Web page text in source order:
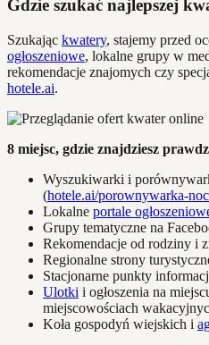
Gdzie szukać najlepszej
Szukając kwatery, stajemy przed
ogłoszeniowe, lokalne grupy w
rekomendacje znajomych czy
hotele.ai.
8 miejsc, gdzie znajdziesz
Wyszukiwarki i
(hotele.ai/porownywarka-
Lokalne portale
Grupy tematyczne na
Rekomendacje od rodziny i
Regionalne strony
Stacjonarne punkty
Ulotki i ogłoszenia na
miejscowościach
Koła gospodyń wiejskich i